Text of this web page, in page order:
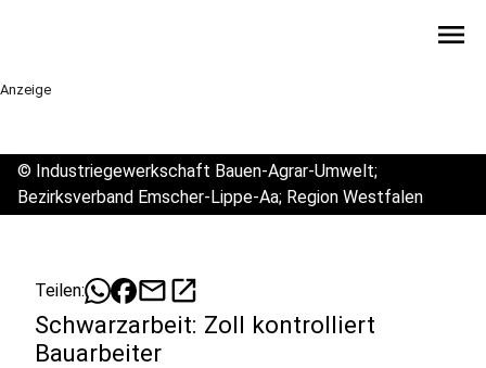
menu
Anzeige
© Industriegewerkschaft Bauen-Agrar-Umwelt;
Bezirksverband Emscher-Lippe-Aa; Region Westfalen
Teilen: mailopen_in_new
Schwarzarbeit: Zoll kontrolliert
Bauarbeiter